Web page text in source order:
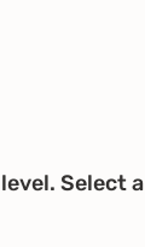
Select a